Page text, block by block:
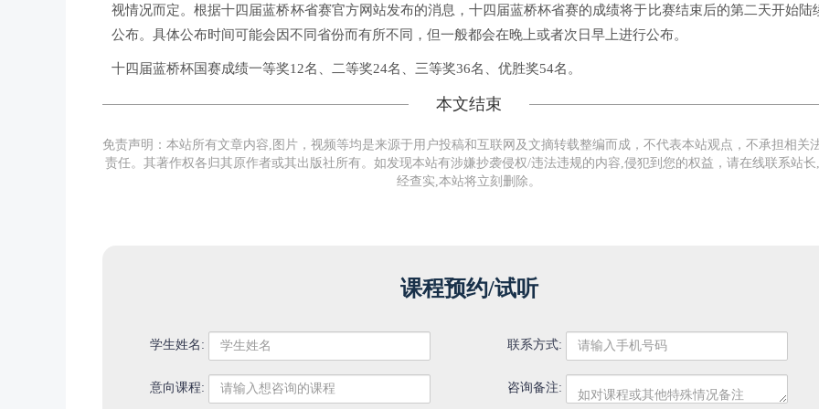
视情况而定。根据十四届蓝桥杯省赛官方网站发布的消息，十四届蓝桥杯省赛的成绩将于比赛结束后的第二天开始陆
公布。具体公布时间可能会因不同省份而有所不同，但一般都会在晚上或者次日早上进行公布。
十四届蓝桥杯国赛成绩一等奖12名、二等奖24名、三等奖36名、优胜奖54名。
本文结束
免责声明：本站所有文章内容,图片，视频等均是来源于用户投稿和互联网及文摘转载整编而成，不代表本站观点，不承担相关
责任。其著作权各归其原作者或其出版社所有。如发现本站有涉嫌抄袭侵权/违法违规的内容,侵犯到您的权益，请在线联系站长
经查实,本站将立刻删除。
课程预约/试听
学生姓名: 联系方式:
意向课程: 咨询备注: